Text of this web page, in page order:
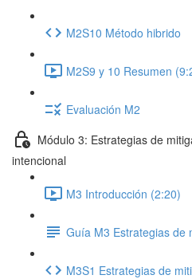
M2S10 Método hibrido
M2S9 y 10 Resumen
Evaluación M2
Módulo 3: Estrategias de
intencional
M3 Introducción (2:20)
Guía M3 Estrategias de
M3S1 Estrategias de